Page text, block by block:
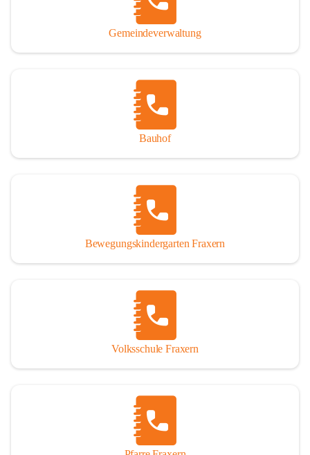
Gemeindeverwaltung
Bauhof
Bewegungskindergarten Fraxern
Volksschule Fraxern